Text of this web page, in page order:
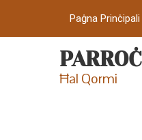
Paġna Prinċipali
Ħal Qormi